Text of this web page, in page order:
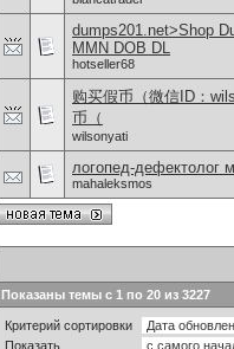
dumps201.net>Shop
MMN DOB DL
hotseller68
购买假币（微信ID：
币（
wilsonyati
логопед-дефектолог
mahaleksmos
Показаны темы с 1 по 20 из 3227
Критерий сортировки
Показать